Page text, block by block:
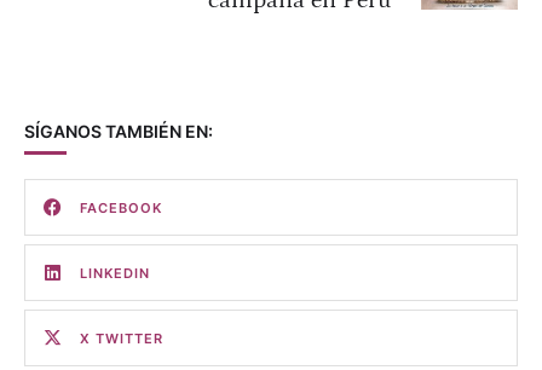
SÍGANOS TAMBIÉN EN:
FACEBOOK
LINKEDIN
X TWITTER